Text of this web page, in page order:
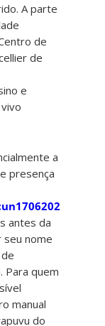
A parte
de
de
e
a
presença
antes da
seu nome
Para quem
manual
do